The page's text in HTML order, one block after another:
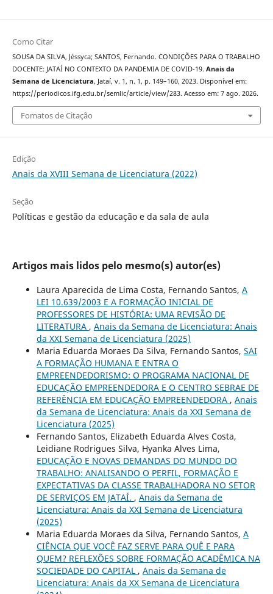
Como Citar
SOUSA DA SILVA, Jéssyca; SANTOS, Fernando. CONDIÇÕES PARA O TRABALHO
DOCENTE: JATAÍ NO CONTEXTO DA PANDEMIA DE COVID-19. Anais da
Semana de Licenciatura, Jataí, v. 1, n. 1, p. 149–160, 2023. Disponível em:
https://periodicos.ifg.edu.br/semlic/article/view/283. Acesso em: 7 ago. 2026.
Fomatos de Citação
Edição
Anais da XVIII Semana de Licenciatura (2022)
Seção
Políticas e gestão da educação e da sala de aula
Artigos mais lidos pelo mesmo(s) autor(es)
Laura Aparecida de Lima Costa, Fernando Santos, A
LEI 10.639/2003 E A FORMAÇÃO INICIAL DE
PROFESSORES DE HISTÓRIA: UMA REVISÃO DE
LITERATURA , Anais da Semana de Licenciatura: Anais
da XXI Semana de Licenciatura (2025)
Maria Eduarda Moraes Da Silva, Fernando Santos, SAI
A FORMAÇÃO HUMANA E ENTRA O
EMPREENDEDORISMO: O PROGRAMA NACIONAL DE
EDUCAÇÃO EMPREENDEDORA E O CENTRO SEBRAE DE
REFERÊNCIA EM EDUCAÇÃO EMPREENDEDORA , Anais
da Semana de Licenciatura: Anais da XXI Semana de
Licenciatura (2025)
Fernando Santos, Elizabeth Eduarda Alves Costa,
Leidiane Rodrigues Silva, Hyanka Alves Lima,
EDUCAÇÃO E NOVAS DEMANDAS DO MUNDO DO
TRABALHO: ANALISANDO O PERFIL, FORMAÇÃO E
EXPECTATIVAS DA CLASSE TRABALHADORA NO SETOR
DE SERVIÇOS EM JATAÍ. , Anais da Semana de
Licenciatura: Anais da XXI Semana de Licenciatura
(2025)
Maria Eduarda Moraes da Silva, Fernando Santos, A
CIÊNCIA QUE VOCÊ FAZ SERVE PARA QUÊ E PARA
QUEM? REFLEXÕES SOBRE FORMAÇÃO ACADÊMICA NA
SOCIEDADE DO CAPITAL , Anais da Semana de
Licenciatura: Anais da XX Semana de Licenciatura